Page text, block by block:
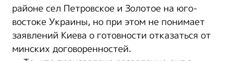
районе сел Петровское и Золотое на юго-
востоке Украины, но при этом не понимает
заявлений Киева о готовности отказаться от
минских договоренностей.